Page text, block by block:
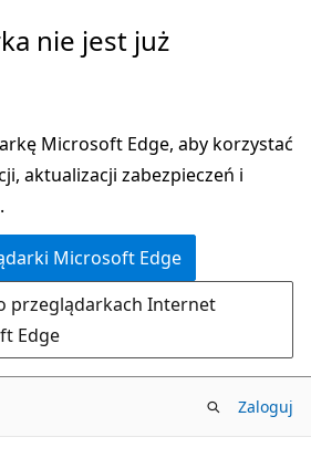
nie jest już
Microsoft Edge, aby korzystać
aktualizacji zabezpieczeń i
Microsoft Edge
przeglądarkach Internet
Edge
Zaloguj